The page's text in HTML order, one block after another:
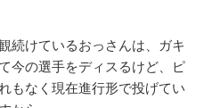
続けているおっさんは、ガキ
今の選手をディスるけど、ピ
もなく現在進行形で投げてい